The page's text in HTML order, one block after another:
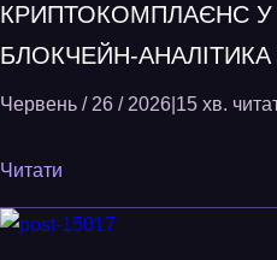
КРИПТОКОМПЛАЄНС У
БЛОКЧЕЙН-
Червень / 26 / 2026 15 хв.
Читати